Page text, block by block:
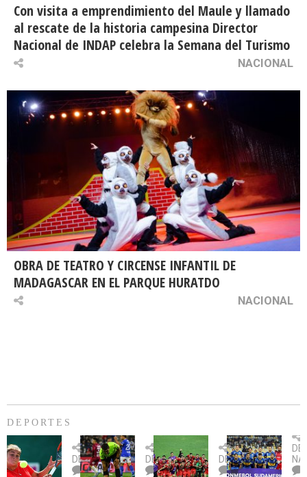
Con visita a emprendimiento del Maule y llamado
al rescate de la historia campesina Director
Nacional de INDAP celebra la Semana del Turismo
NACIONAL
OBRA DE TEATRO Y CIRCENSE INFANTIL DE
MADAGASCAR EN EL PARQUE HURATDO
NACIONAL
DEPORTES
Billie
Jean
King
DEPORTES
U.
Católica
fue
DEPORTES
Copa
Sudamericana:
U.
DEPORTES
un